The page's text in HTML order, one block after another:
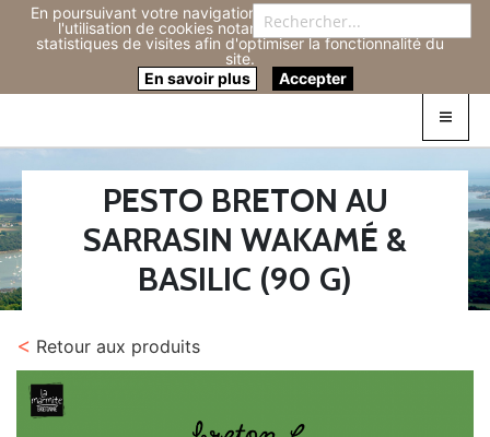
En poursuivant votre navigation sur ce site, vous acceptez
l'utilisation de cookies notamment pour réaliser des
statistiques de visites afin d'optimiser la fonctionnalité du
site.
En savoir plus
Accepter
Connexion
PESTO BRETON AU
SARRASIN WAKAMÉ &
BASILIC (90 G)
< Retour aux produits